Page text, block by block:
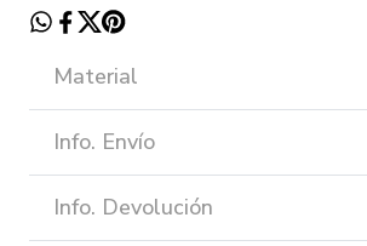
Material
Info. Envío
Info. Devolución